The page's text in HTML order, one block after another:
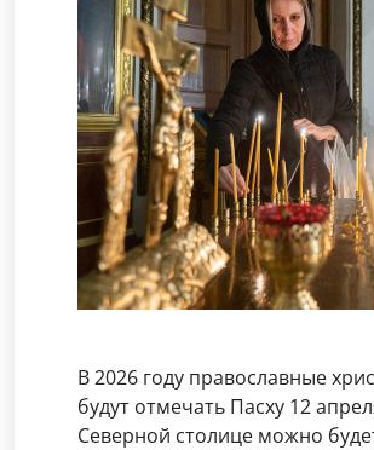
В 2026 году православные
будут отмечать Пасху 12
Северной столице можно